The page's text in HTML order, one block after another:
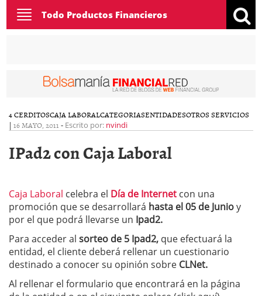
Toggle
navigation
Todo Productos Financieros
4 CERDITOSCAJA LABORALCATEGORIASENTIDADESOTROS SERVICIOS
| 16 MAYO, 2011 - Escrito por: nvindi
IPad2 con Caja Laboral
Caja Laboral celebra el Día de Internet con una
promoción que se desarrollará hasta el 05 de Junioy
por el que podrá llevarse un Ipad2.
Para acceder al sorteo de 5 Ipad2, que efectuará la
entidad, el cliente deberá rellenar un cuestionario
destinado a conocer su opinión sobre CLNet.
Al rellenar el formulario que encontrará en la página